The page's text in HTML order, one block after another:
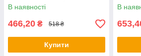
В наявності
466,20 ₴ 518 ₴
Купити
В